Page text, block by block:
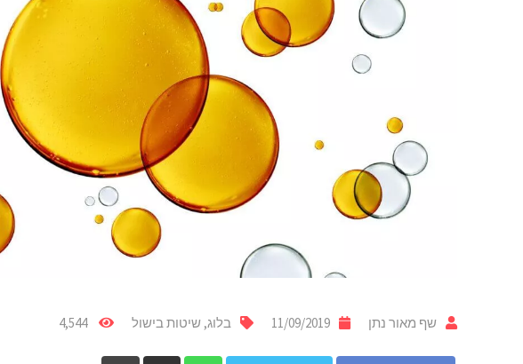
שף מאור נתן 11/09/2019 בלוג, שיטות בישול 4,544